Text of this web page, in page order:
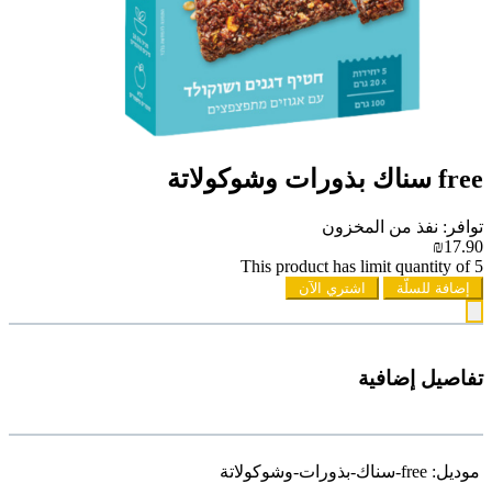
free سناك بذورات وشوكولاتة
توافر: نفذ من المخزون
₪17.90
This product has limit quantity of 5
إضافة للسلّة اشتري الآن
تفاصيل إضافية
موديل: free-سناك-بذورات-وشوكولاتة